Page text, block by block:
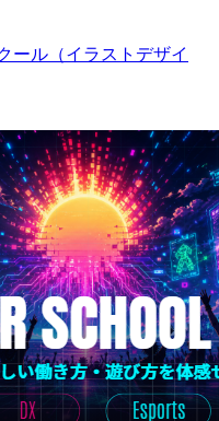
ール（イラストデザイ